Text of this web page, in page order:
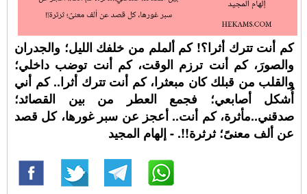
كم أنت تترك أثرا؟! كم ألملم من خلفك الليل؛ والجدران
والصورَ، كم أنت ترزم الوقت، كم أنت توضب داخلي؛
والقلب من قبلك كان مبعثرا، كم أنت تترك أثرا.. كم أني
أُشكل أصابعي؛ فجمع العطر من بين القصائد؛
صدقني..مأثرة، كم أنت.. أعجز عن سبر غورها، كل قصد
عن ألف معنىً؛ ثرثرة!!. - إلهام المجيد